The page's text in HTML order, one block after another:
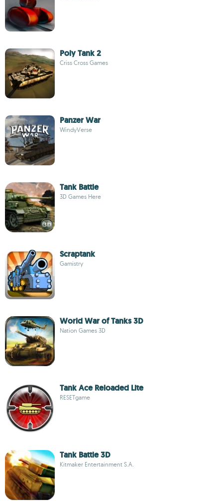
Poly Tank 2
Criss Cross Games
Panzer War
WindyVerse
Tank Battle
3D Games Here
Scraptank
Gamistry
World War of Tanks 3D
Nation Games 3D
Tank Ace Reloaded Lite
RESETgame
Tank Battle 3D
Kitmaker Entertainment S.A.